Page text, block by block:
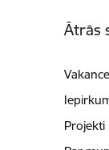
Ātrās
Projekti